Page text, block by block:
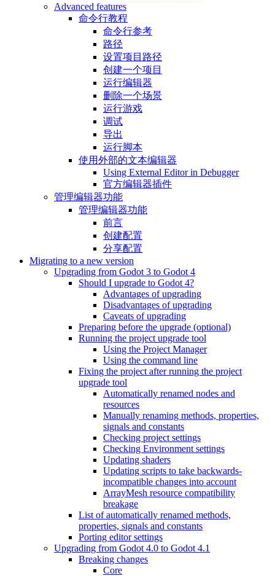
Advanced features
命令行教程
命令行参考
路径
设置项目路径
创建一个项目
运行编辑器
删除一个场景
运行游戏
调试
导出
运行脚本
使用外部的文本编辑器
Using External Editor in Debugger
官方编辑器插件
管理编辑器功能
管理编辑器功能
前言
创建配置
分享配置
Migrating to a new version
Upgrading from Godot 3 to Godot 4
Should I upgrade to Godot 4?
Advantages of upgrading
Disadvantages of upgrading
Caveats of upgrading
Preparing before the upgrade (optional)
Running the project upgrade tool
Using the Project Manager
Using the command line
Fixing the project after running the project
upgrade tool
Automatically renamed nodes and
resources
Manually renaming methods, properties,
signals and constants
Checking project settings
Checking Environment settings
Updating shaders
Updating scripts to take backwards-
incompatible changes into account
ArrayMesh resource compatibility
breakage
List of automatically renamed methods,
properties, signals and constants
Porting editor settings
Upgrading from Godot 4.0 to Godot 4.1
Breaking changes
Core